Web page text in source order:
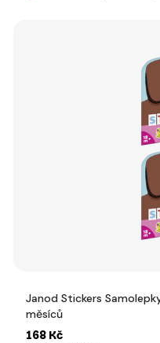
Janod Stickers
měsíců
168 Kč